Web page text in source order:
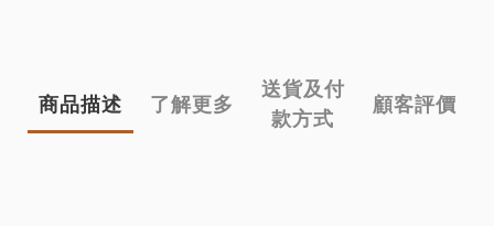
商品描述 了解更多
送貨及付
款方式
顧客評價